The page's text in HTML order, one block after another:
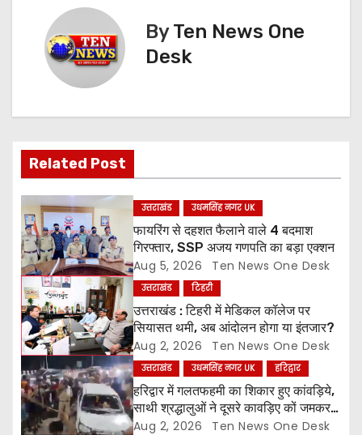
v
i
g
a
t
i
o
n
ByTen News One
Desk
Related Post
उत्तराखंड उधमसिंह नगर UK
फायरिंग से दहशत फैलाने वाले 4 बदमाश
गिरफ्तार, SSP अजय गणपति का बड़ा एक्शन
Aug 5, 2026 Ten News One Desk
उत्तराखंड टिहरी
उत्तराखंड : टिहरी में मेडिकल कॉलेज पर
सियासत थमी, अब आंदोलन होगा या इंतजार?
Aug 2, 2026 Ten News One Desk
उत्तराखंड उधमसिंह नगर UK हरिद्वार
हरिद्वार में गलतफहमी का शिकार हुए कांवड़िये,
साथी श्रद्धालुओं ने दूसरे कावड़िए कों जमकर
पीटा और कार तोड़ी
Aug 2, 2026 Ten News One Desk